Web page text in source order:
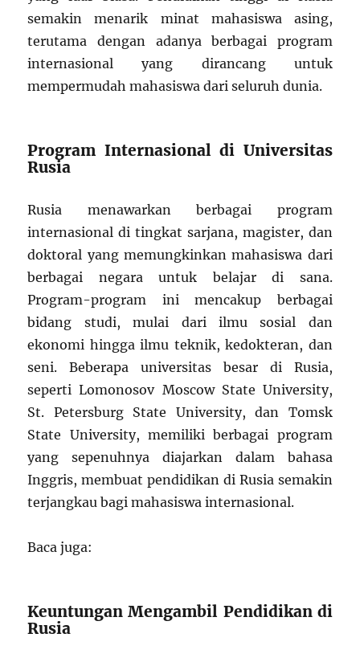
semakin menarik minat mahasiswa asing,
terutama dengan adanya berbagai program
internasional yang dirancang untuk
mempermudah mahasiswa dari seluruh dunia.
Program Internasional di Universitas
Rusia
Rusia menawarkan berbagai program
internasional di tingkat sarjana, magister, dan
doktoral yang memungkinkan mahasiswa dari
berbagai negara untuk belajar di sana.
Program-program ini mencakup berbagai
bidang studi, mulai dari ilmu sosial dan
ekonomi hingga ilmu teknik, kedokteran, dan
seni. Beberapa universitas besar di Rusia,
seperti Lomonosov Moscow State University,
St. Petersburg State University, dan Tomsk
State University, memiliki berbagai program
yang sepenuhnya diajarkan dalam bahasa
Inggris, membuat pendidikan di Rusia semakin
terjangkau bagi mahasiswa internasional.
Baca juga:
Keuntungan Mengambil Pendidikan di
Rusia